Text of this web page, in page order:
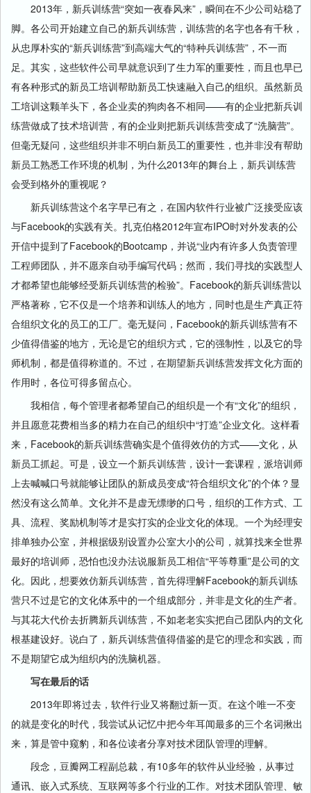
2013年，新兵训练营“突如一夜春风来”，瞬间在不少公司站稳了
脚。各公司开始建立自己的新兵训练营，训练营的名字也各有千秋，
从忠厚朴实的“新兵训练营”到高端大气的“特种兵训练营”，不一而
足。其实，这些软件公司早就意识到了生力军的重要性，而且也早已
有各种形式的新员工培训帮助新员工快速融入自己的组织。虽然新员
工培训这颗羊头下，各企业卖的狗肉各不相同——有的企业把新兵训
练营做成了技术培训营，有的企业则把新兵训练营变成了“洗脑营”。
但毫无疑问，这些组织并非不明白新员工的重要性，也并非没有帮助
新员工熟悉工作环境的机制，为什么2013年的舞台上，新兵训练营
会受到格外的重视呢？
新兵训练营这个名字早已有之，在国内软件行业被广泛接受应该
与Facebook的实践有关。扎克伯格2012年宣布IPO时对外发表的公
开信中提到了Facebook的Bootcamp，并说“业内有许多人负责管理
工程师团队，并不愿亲自动手编写代码；然而，我们寻找的实践型人
才都希望也能够经受新兵训练营的检验”。Facebook的新兵训练营以
严格著称，它不仅是一个培养和训练人的地方，同时也是生产真正符
合组织文化的员工的工厂。毫无疑问，Facebook的新兵训练营有不
少值得借鉴的地方，无论是它的组织方式，它的强制性，以及它的导
师机制，都是值得称道的。不过，在期望新兵训练营发挥文化方面的
作用时，各位可得多留点心。
我相信，每个管理者都希望自己的组织是一个有“文化”的组织，
并且愿意花费相当多的精力在自己的组织中“打造”企业文化。这样看
来，Facebook的新兵训练营确实是个值得效仿的方式——文化，从
新员工抓起。可是，设立一个新兵训练营，设计一套课程，派培训师
上去喊喊口号就能够让团队的新成员变成“符合组织文化”的个体？显
然没有这么简单。文化并不是虚无缥缈的口号，组织的工作方式、工
具、流程、奖励机制等才是实打实的企业文化的体现。一个为经理安
排单独办公室，并根据级别设置办公室大小的公司，就算找来全世界
最好的培训师，恐怕也没办法说服新员工相信“平等尊重”是公司的文
化。因此，想要效仿新兵训练营，首先得理解Facebook的新兵训练
营只不过是它的文化体系中的一个组成部分，并非是文化的生产者。
与其花大代价去折腾新兵训练营，不如老老实实把自己团队内的文化
根基建设好。说白了，新兵训练营值得借鉴的是它的理念和实践，而
不是期望它成为组织内的洗脑机器。
写在最后的话
2013年即将过去，软件行业又将翻过新一页。在这个唯一不变
的就是变化的时代，我尝试从记忆中把今年耳闻最多的三个名词揪出
来，算是管中窥豹，和各位读者分享对技术团队管理的理解。
段念，豆瓣网工程副总裁，有10多年的软件从业经验，从事过
通讯、嵌入式系统、互联网等多个行业的工作。对技术团队管理、敏